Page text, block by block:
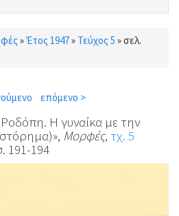
»Έτος 1947» Τεύχος 5 »σελ.
επόμενο >
Η γυναίκα με την
Μορφές, τχ. 5
191-194